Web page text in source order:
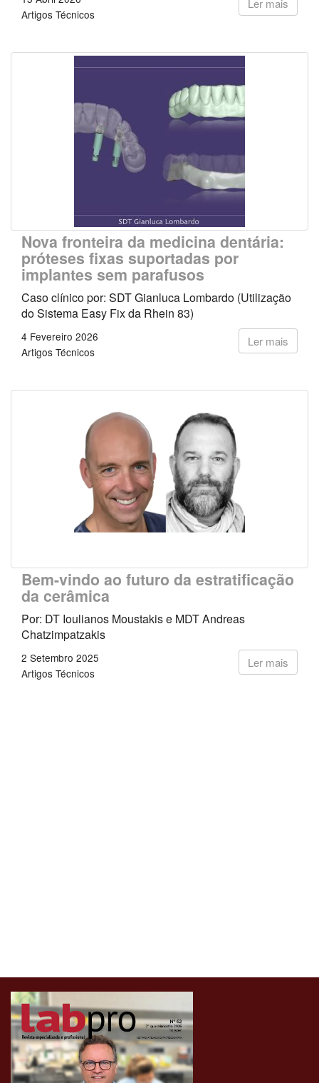
Artigos Técnicos
Nova fronteira da medicina dentária:
próteses fixas suportadas por
implantes sem parafusos
Caso clínico por: SDT Gianluca Lombardo (Utilização
do Sistema Easy Fix da Rhein 83)
Ler mais
4 Fevereiro 2026
Artigos Técnicos
Bem-vindo ao futuro da estratificação
da cerâmica
Por: DT Ioulianos Moustakis e MDT Andreas
Chatzimpatzakis
Ler mais
2 Setembro 2025
Artigos Técnicos